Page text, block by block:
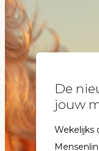
De
jouw
Wekelijks